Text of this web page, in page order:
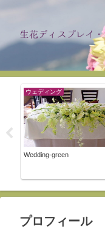
ウェディング
Wedding-green
プロフィール